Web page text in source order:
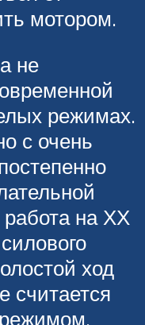
мотором.
не
режимах.
с очень
работа на ХХ
ход
считается